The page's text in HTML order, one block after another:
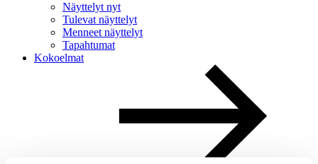
Näyttelyt nyt
Tulevat näyttelyt
Menneet näyttelyt
Tapahtumat
Kokoelmat